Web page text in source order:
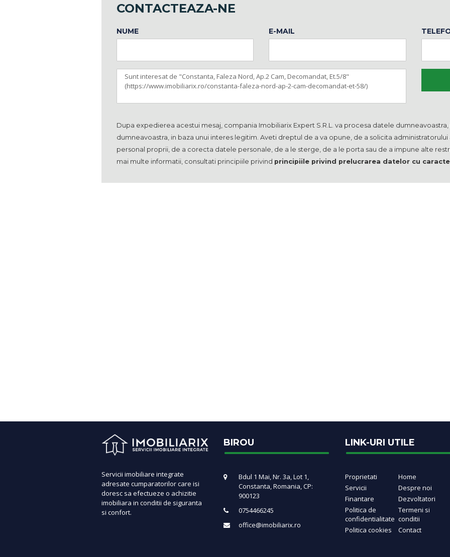
CONTACTEAZA-NE
NUME E-MAIL
Dupa expedierea acestui mesaj, compania Imobiliarix Expert S.R.L. va procesa datele
dumneavoastra, in baza unui interes legitim. Aveti dreptul de a va opune, de a solicita
personal proprii, de a corecta datele personale, de a le sterge, de a le porta sau de a impune alte
mai multe informatii, consultati principiile privind principiile privind prelucrarea datelor cu
Servicii imobiliare integrate
adresate cumparatorilor care isi
doresc sa efectueze o achizitie
imobiliara in conditii de siguranta
si confort.
BIROU
Bdul 1 Mai, Nr. 3a, Lot 1,
Constanta, Romania, CP:
900123
0754466245
office@imobiliarix.ro
LINK-URI UTILE
Proprietati
Home
Servicii
Despre noi
Finantare
Dezvoltatori
Politica de
confidentialitate
Termeni si
conditii
Politica cookies
Contact